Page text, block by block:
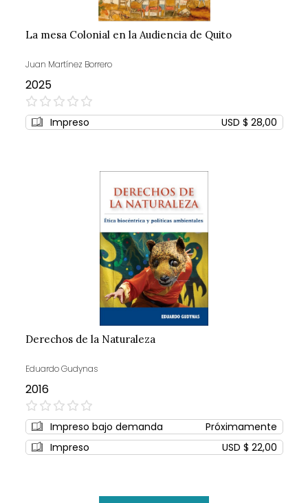
La mesa Colonial en la Audiencia de Quito
Juan Martínez Borrero
2025
0%
Impreso USD $ 28,00
Derechos de la Naturaleza
Eduardo Gudynas
2016
0%
Impreso bajo demanda
Próximamente
Impreso
USD $ 22,00